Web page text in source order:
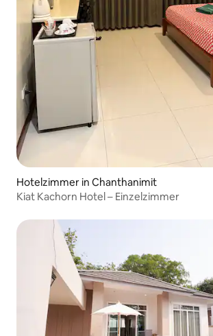
Hotelzimmer in Chanthanimit
Kiat Kachorn Hotel – Einzelzimmer